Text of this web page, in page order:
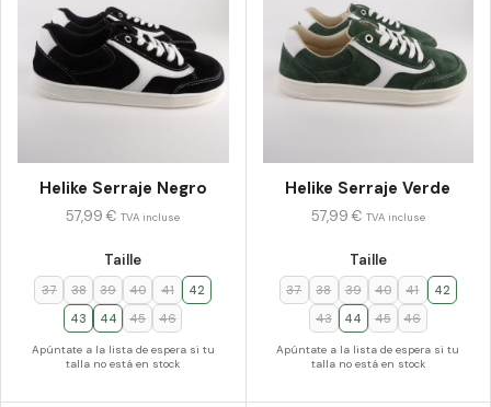
Helike Serraje Negro
Taille
37 38 39 40 41
42
43
44 45 46
Apúntate a la lista de espera si tu
talla no está en stock
57,99€ TVA incluse
Helike Serraje Verde
Taille
37 38 39 40 41
42
43
44 45 46
Apúntate a la lista de espera si tu
talla no está en stock
57,99 € TVA incluse